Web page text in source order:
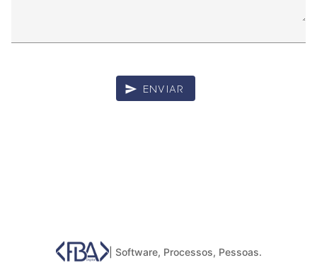
send ENVIAR
| Software, Processos, Pessoas.